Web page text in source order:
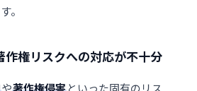
。
作権リスクへの対応が不十分
や著作権侵害といった固有のリス